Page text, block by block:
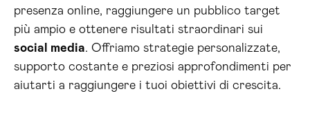
presenza online, raggiungere un pubblico target
più ampio e ottenere risultati straordinari sui
social media. Offriamo strategie personalizzate,
supporto costante e preziosi approfondimenti per
aiutarti a raggiungere i tuoi obiettivi di crescita.